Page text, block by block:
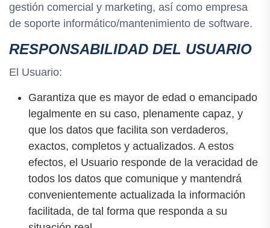
gestión comercial y marketing, así como empresa
de soporte informático/mantenimiento de software.
RESPONSABILIDAD DEL USUARIO
El Usuario:
Garantiza que es mayor de edad o emancipado
legalmente en su caso, plenamente capaz, y
que los datos que facilita son verdaderos,
exactos, completos y actualizados. A estos
efectos, el Usuario responde de la veracidad de
todos los datos que comunique y mantendrá
convenientemente actualizada la información
facilitada, de tal forma que responda a su